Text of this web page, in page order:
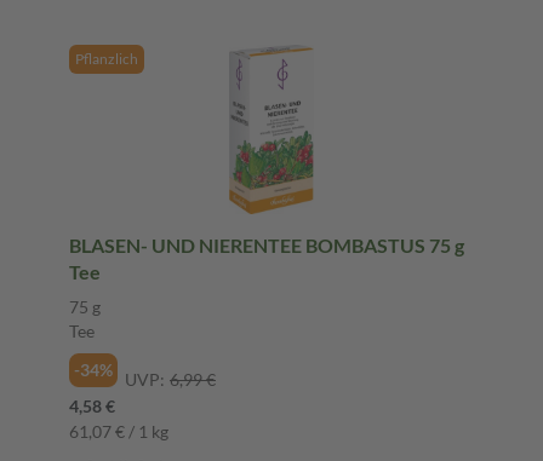
Pflanzlich
BLASEN- UND NIERENTEE BOMBASTUS 75 g
Tee
75 g
Tee
-34%
UVP: 6,99 €
4,58 €
61,07 € / 1 kg